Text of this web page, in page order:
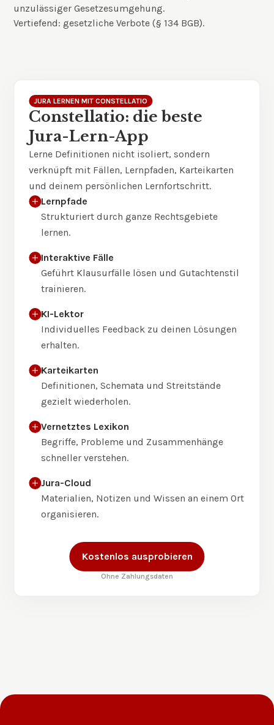
unzulässiger Gesetzesumgehung.
Vertiefend:gesetzliche Verbote (§ 134 BGB).
JURA LERNEN MIT CONSTELLATIO
Constellatio: die beste
Jura-Lern-App
Lerne Definitionen nicht isoliert, sondern
verknüpft mit Fällen, Lernpfaden, Karteikarten
und deinem persönlichen Lernfortschritt.
Lernpfade
Strukturiert durch ganze Rechtsgebiete
lernen.
Interaktive Fälle
Geführt Klausurfälle lösen und Gutachtenstil
trainieren.
KI-Lektor
Individuelles Feedback zu deinen Lösungen
erhalten.
Karteikarten
Definitionen, Schemata und Streitstände
gezielt wiederholen.
Vernetztes Lexikon
Begriffe, Probleme und Zusammenhänge
schneller verstehen.
Jura-Cloud
Materialien, Notizen und Wissen an einem Ort
organisieren.
Kostenlos ausprobieren
Ohne Zahlungsdaten